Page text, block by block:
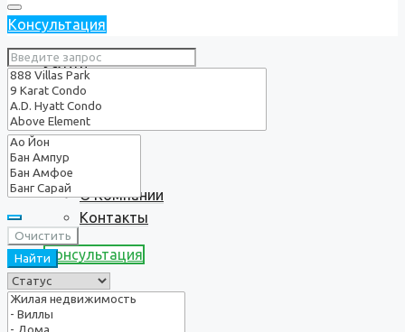
Услуги
О нас
О Компании
Контакты
Консультация
Консультация
Очистить
Найти